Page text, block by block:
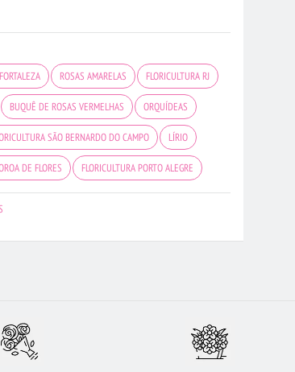
ROSAS AMARELAS FLORICULTURA RJ
BUQUÊ DE ROSAS VERMELHAS ORQUÍDEAS
SÃO BERNARDO DO CAMPO LÍRIO
DE FLORES FLORICULTURA PORTO ALEGRE
FLORICULTURA BH CESTA DE CHOCOLATE